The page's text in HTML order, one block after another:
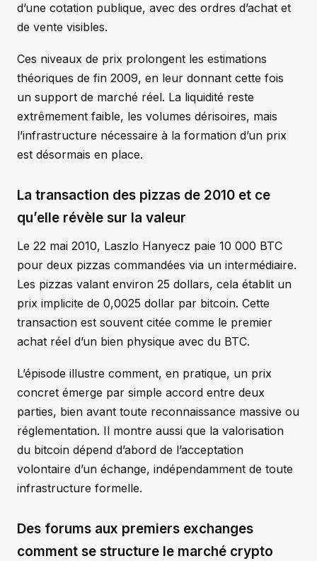
d’une cotation publique, avec des ordres d’achat et
de vente visibles.
Ces niveaux de prix prolongent les estimations
théoriques de fin 2009, en leur donnant cette fois
un support de marché réel. La liquidité reste
extrêmement faible, les volumes dérisoires, mais
l’infrastructure nécessaire à la formation d’un prix
est désormais en place.
La transaction des pizzas de 2010 et ce
qu’elle révèle sur la valeur
Le 22 mai 2010, Laszlo Hanyecz paie 10 000 BTC
pour deux pizzas commandées via un intermédiaire.
Les pizzas valant environ 25 dollars, cela établit un
prix implicite de 0,0025 dollar par bitcoin. Cette
transaction est souvent citée comme le premier
achat réel d’un bien physique avec du BTC.
L’épisode illustre comment, en pratique, un prix
concret émerge par simple accord entre deux
parties, bien avant toute reconnaissance massive ou
réglementation. Il montre aussi que la valorisation
du bitcoin dépend d’abord de l’acceptation
volontaire d’un échange, indépendamment de toute
infrastructure formelle.
Des forums aux premiers exchanges
comment se structure le marché crypto